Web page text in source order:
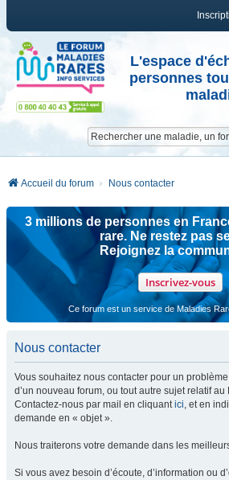
L'espace
personnes
Accueil du forum Nous contacter
3 millions de personnes en
rare. Ne restez pas
Rejoignez la
Inscrivez-vous
Ce forum est un service de Maladies
Nous contacter
Vous souhaitez nous contacter pour un
d’un nouveau forum, ou tout autre sujet relatif au
Contactez-nous par mail en cliquantici, et en
demande en « objet ».
Nous traiterons votre demande dans les
Si vous avez besoin d’écoute, d’information ou